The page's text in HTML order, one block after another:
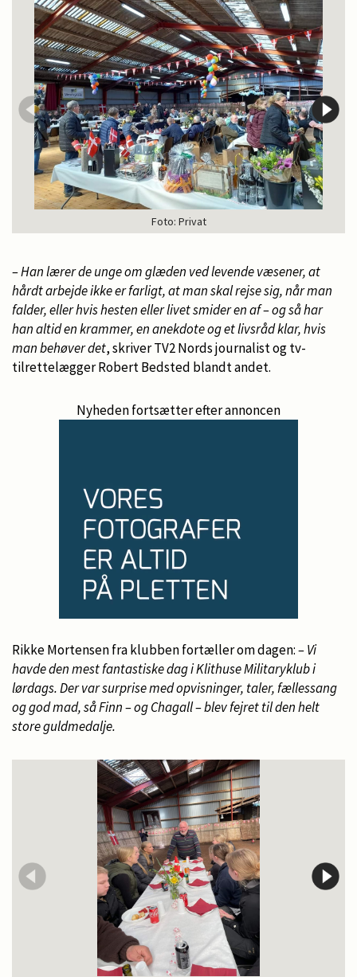
Foto: Privat
– Han lærer de unge om glæden ved levende væsener, at
hårdt arbejde ikke er farligt, at man skal rejse sig, når man
falder, eller hvis hesten eller livet smider en af – og så har
han altid en krammer, en anekdote og et livsråd klar, hvis
man behøver det, skriver TV2 Nords journalist og tv-
tilrettelægger Robert Bedsted blandt andet.
Nyheden fortsætter efter annoncen
Rikke Mortensen fra klubben fortæller om dagen:– Vi
havde den mest fantastiske dag i Klithuse Militaryklub i
lørdags. Der var surprise med opvisninger, taler, fællessang
og god mad, så Finn – og Chagall – blev fejret til den helt
store guldmedalje.